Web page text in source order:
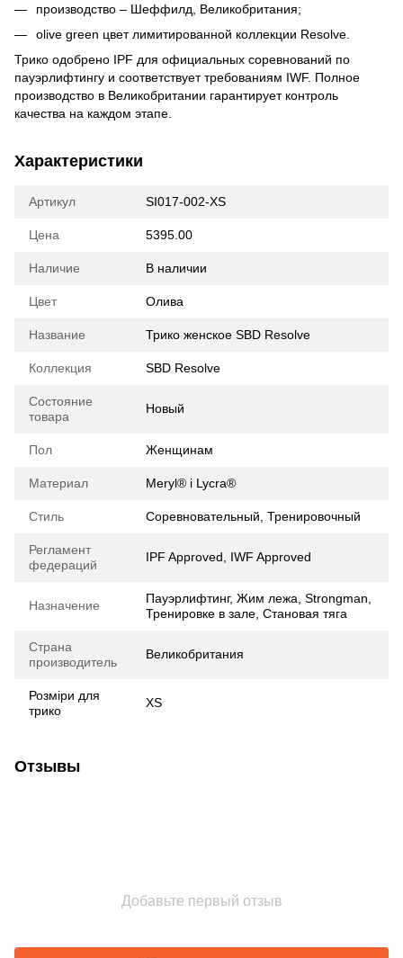
производство – Шеффилд, Великобритания;
olive green цвет лимитированной коллекции Resolve.
Трико одобрено IPF для официальных соревнований по
пауэрлифтингу и соответствует требованиям IWF. Полное
производство в Великобритании гарантирует контроль
качества на каждом этапе.
Характеристики
Артикул SI017-002-XS
Цена 5395.00
Наличие В наличии
Цвет Олива
Название Трико женское SBD Resolve
Коллекция SBD Resolve
Состояние
товара
Новый
Пол Женщинам
Материал Meryl® і Lycra®
Стиль Соревновательный, Тренировочный
Регламент
федераций
IPF Approved, IWF Approved
Назначение
Пауэрлифтинг, Жим лежа, Strongman,
Тренировке в зале, Становая тяга
Страна
производитель
Великобритания
Розміри для
трико
XS
Отзывы
Добавьте первый отзыв